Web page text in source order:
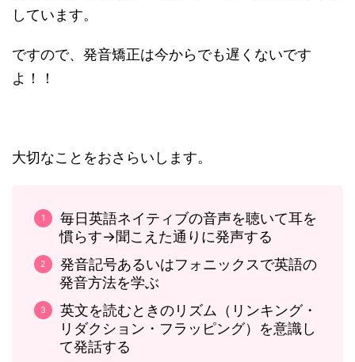
しています。
ですので、発音矯正は今からでも遅くないです
よ！！
大切なことをおさらいします。
毎日英語ネイティブの音声を聴いて耳を
慣らす→聞こえた通りに発声する
発音記号あるいはフォニックスで英語の
発音方法を学ぶ
英文を読むときのリズム（リンキング・
リダクション・フラッピング）を意識し
て発話する